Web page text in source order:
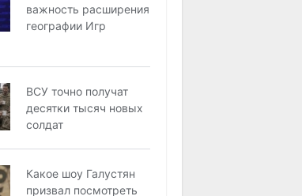
важность расширения
географии Игр
ВСУ точно получат
десятки тысяч новых
солдат
Какое шоу Галустян
призвал посмотреть